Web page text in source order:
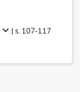
| s. 107-117